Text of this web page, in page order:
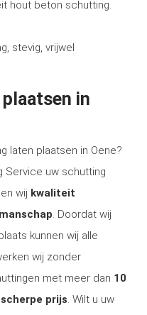
hout beton schutting.
stevig, vrijwel
in
laten plaatsen in Oene?
Service uw schutting
wij kwaliteit
. Doordat wij
kunnen wij alle
wij zonder
met meer dan 10
scherpe prijs. Wilt u uw